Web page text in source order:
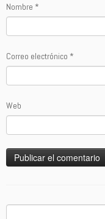
Nombre *
Correo electrónico *
Web